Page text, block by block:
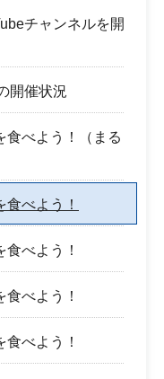
チャンネルを開
開催状況
食べよう！（まる
べよう！
べよう！
べよう！
べよう！